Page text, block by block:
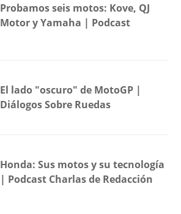
Probamos seis motos: Kove, QJ
Motor y Yamaha | Podcast
El lado "oscuro" de MotoGP |
Diálogos Sobre Ruedas
Honda: Sus motos y su tecnología
| Podcast Charlas de Redacción